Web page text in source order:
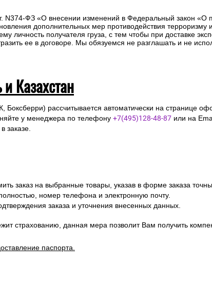
N374-ФЗ «О внесении изменений в Федеральный закон «О
дополнительных мер противодействия
личность получателя груза, с тем чтобы при доставке
ее в договоре. Мы обязуемся не разглашать и не
Казахстан
рассчитывается автоматически на странице
у менеджера по телефону +7(495)128-48-87 или на
заказе.
заказ на выбранные товары, указав в форме заказа
номер телефона и электронную почту.
заказа и уточнения внесенных данных.
страхованию, данная мера позволит Вам получить
паспорта.